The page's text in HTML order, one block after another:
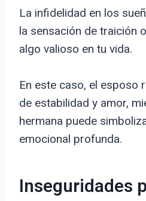
La infidelidad en los
la sensación de traición
algo valioso en tu vida.
En este caso, el esposo
de estabilidad y amor,
hermana puede
emocional profunda.
Inseguridades